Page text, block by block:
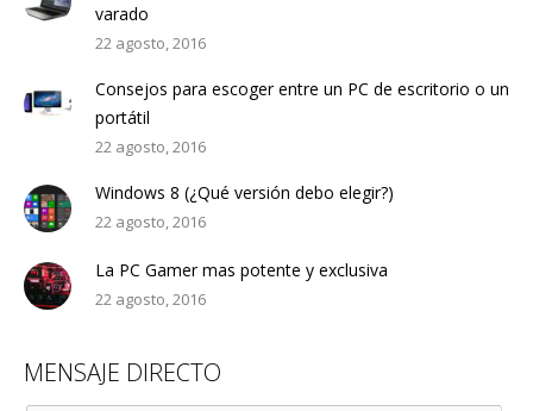
varado
22 agosto, 2016
Consejos para escoger entre un PC de escritorio o un
portátil
22 agosto, 2016
Windows 8 (¿Qué versión debo elegir?)
22 agosto, 2016
La PC Gamer mas potente y exclusiva
22 agosto, 2016
MENSAJE DIRECTO